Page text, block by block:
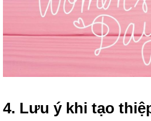
4. Lưu ý khi tạo